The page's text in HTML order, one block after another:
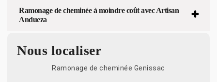
Ramonage de cheminée à moindre coût avec Artisan
Andueza
Nous localiser
Ramonage de cheminée Genissac